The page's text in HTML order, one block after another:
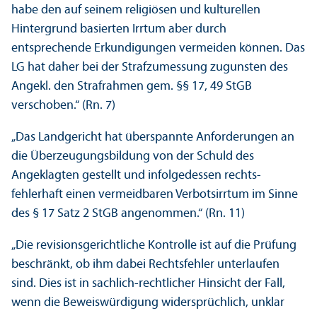
habe den auf seinem religiösen und kulturellen
Hintergrund basierten Irrtum aber durch
entsprechende Erkundigungen vermeiden können. Das
LG hat daher bei der Strafzumessung zugunsten des
Angekl. den Strafrahmen gem. §§ 17, 49 StGB
verschoben.“ (Rn. 7)
„Das Landgericht hat überspannte Anforderungen an
die Über­zeugungs­bildung von der Schuld des
Angeklagten gestellt und infolgedessen rechts­
fehlerhaft einen vermeidbaren Verbotsirrtum im Sinne
des § 17 Satz 2 StGB angenommen.“ (Rn. 11)
„Die revisionsgerichtliche Kontrolle ist auf die Prüfung
beschränkt, ob ihm dabei Rechts­fehler unter­laufen
sind. Dies ist in sachlich-rechtlicher Hinsicht der Fall,
wenn die Beweiswürdigung widersprüchlich, unklar